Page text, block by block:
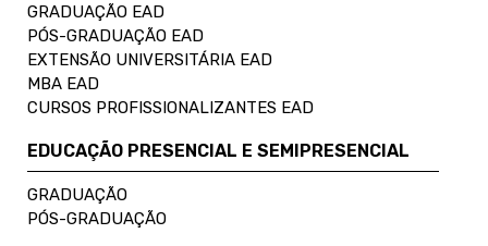
GRADUAÇÃO EAD
PÓS-GRADUAÇÃO EAD
EXTENSÃO UNIVERSITÁRIA EAD
MBA EAD
CURSOS PROFISSIONALIZANTES EAD
EDUCAÇÃO PRESENCIAL E SEMIPRESENCIAL
GRADUAÇÃO
PÓS-GRADUAÇÃO